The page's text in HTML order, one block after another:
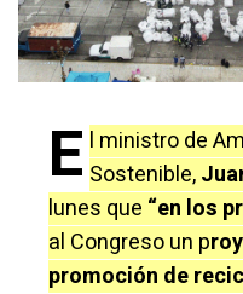
E l ministro de
Sostenible,
lunes que “en los
al Congreso un p
promoción de